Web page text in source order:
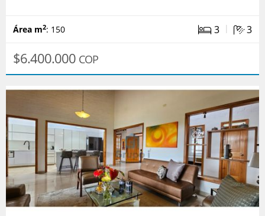
Área m2: 150 3 | 3
$6.400.000 COP